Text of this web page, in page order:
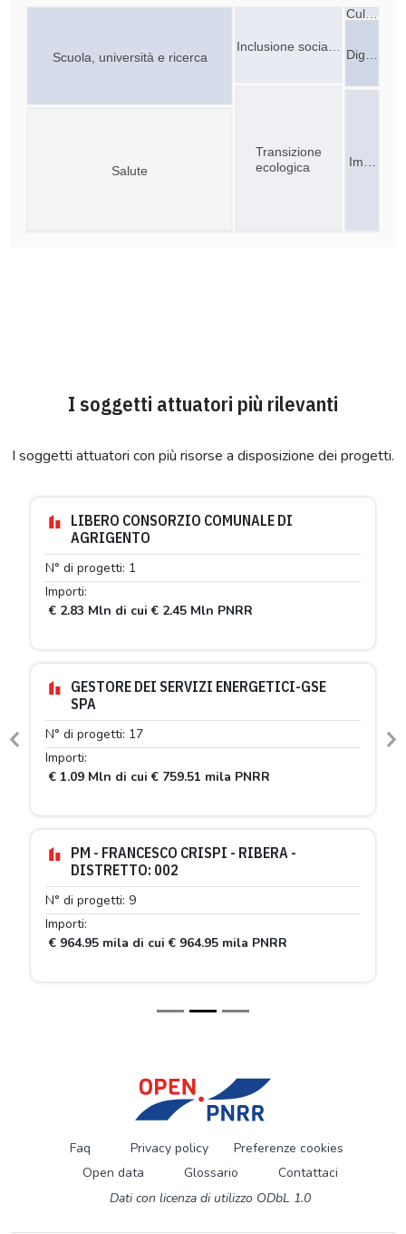
Dig…
Scuola, università e ricerca
Im…
Cul…
Inclusione socia…
Transizione
ecologica
Salute
I soggetti attuatori più rilevanti
I soggetti attuatori con più risorse a disposizione dei progetti.
LIBERO CONSORZIO COMUNALE DI
AGRIGENTO
N° di progetti: 1
Importi:
€ 2.83 Mln di cui € 2.45 Mln PNRR
GESTORE DEI SERVIZI ENERGETICI-GSE
SPA
N° di progetti: 17
Importi:
€ 1.09 Mln di cui € 759.51 mila PNRR
PM - FRANCESCO CRISPI - RIBERA -
DISTRETTO: 002
N° di progetti: 9
Importi:
€ 964.95 mila di cui € 964.95 mila PNRR
Previous
Faq Privacy policy
Preferenze cookies
Open data
Glossario
Contattaci
Dati con licenza di utilizzo ODbL 1.0